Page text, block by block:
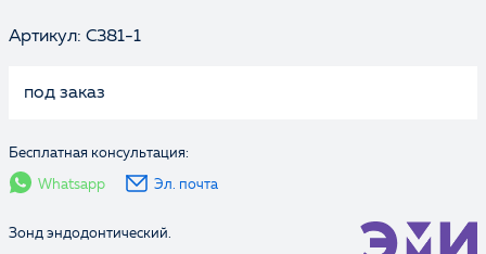
Артикул: C381-1
под заказ
Бесплатная консультация:
Whatsapp Эл. почта
Зонд эндодонтический.